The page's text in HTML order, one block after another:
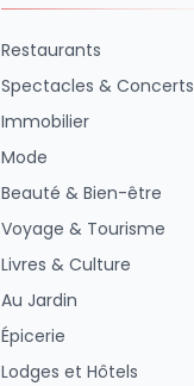
Restaurants
Spectacles & Concerts
Immobilier
Mode
Beauté & Bien-être
Voyage & Tourisme
Livres & Culture
Au Jardin
Épicerie
Lodges et Hôtels